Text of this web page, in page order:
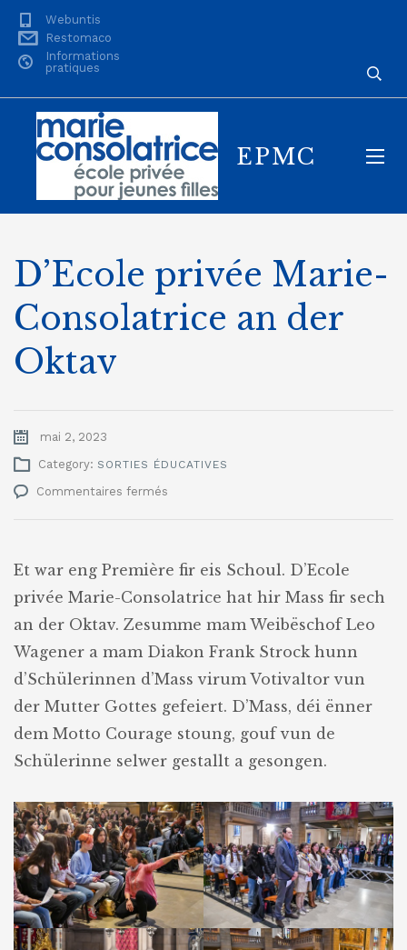
Webuntis
Restomaco
Informations
pratiques
EPMC
D’Ecole privée Marie-
Consolatrice an der
Oktav
mai 2, 2023
Category: SORTIES ÉDUCATIVES
Commentaires fermés
Consolatrice
der
Et war eng Première fir eis Schoul. D’Ecole
privée Marie-Consolatrice hat hir Mass fir sech
an der Oktav. Zesumme mam Weibëschof Leo
Wagener a mam Diakon Frank Strock hunn
d’Schülerinnen d’Mass virum Votivaltor vun
der Mutter Gottes gefeiert. D’Mass, déi ënner
dem Motto Courage stoung, gouf vun de
Schülerinne selwer gestallt a gesongen.